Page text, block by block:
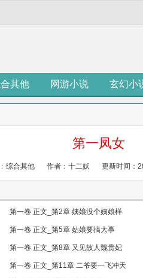
其他 网游小说 玄幻小
第一凤女
综合其他 作者：十二妖 更新时间：
第一卷 正文_第2章 姨娘没个姨娘样
第一卷 正文_第5章 姑娘要搞大事
第一卷 正文_第8章 又见故人魏贵妃
第一卷 正文_第11章 二爷要一飞冲天